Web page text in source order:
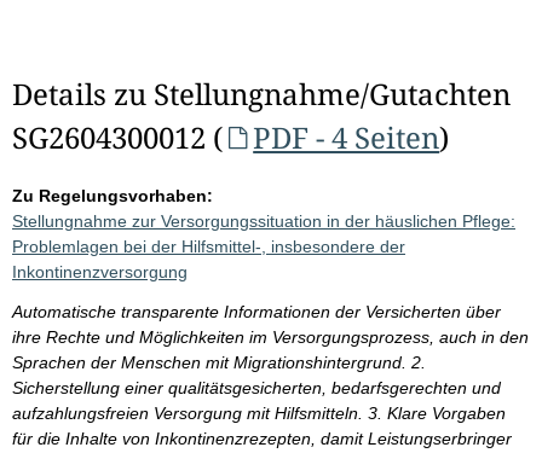
Details zu Stellungnahme/Gutachten
SG2604300012 (
PDF - 4 Seiten)
Zu Regelungsvorhaben:
Stellungnahme zur Versorgungssituation in der häuslichen Pflege:
Problemlagen bei der Hilfsmittel-, insbesondere der
Inkontinenzversorgung
Automatische transparente Informationen der Versicherten über
ihre Rechte und Möglichkeiten im Versorgungsprozess, auch in den
Sprachen der Menschen mit Migrationshintergrund. 2.
Sicherstellung einer qualitätsgesicherten, bedarfsgerechten und
aufzahlungsfreien Versorgung mit Hilfsmitteln. 3. Klare Vorgaben
für die Inhalte von Inkontinenzrezepten, damit Leistungserbringer